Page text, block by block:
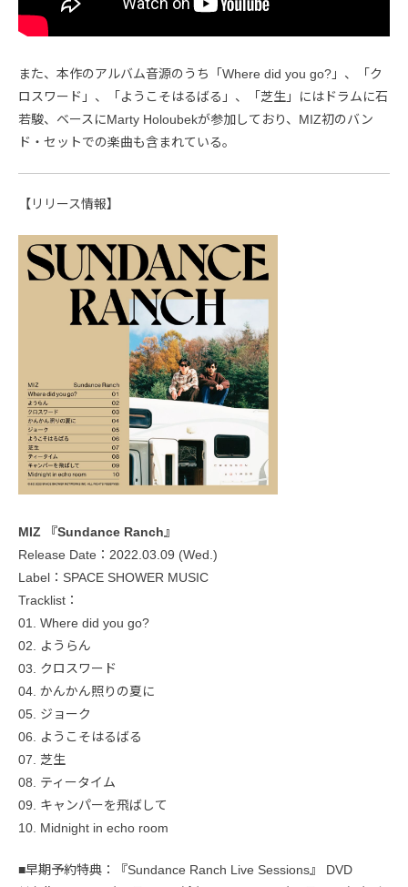
また、本作のアルバム音源のうち「Where did you go?」、「ク
ロスワード」、「ようこそはるばる」、「芝生」にはドラムに石
若駿、ベースにMarty Holoubekが参加しており、MIZ初のバン
ド・セットでの楽曲も含まれている。
【リリース情報】
MIZ 『Sundance Ranch』
Release Date：2022.03.09 (Wed.)
Label：SPACE SHOWER MUSIC
Tracklist：
01. Where did you go?
02. ようらん
03. クロスワード
04. かんかん照りの夏に
05. ジョーク
06. ようこそはるばる
07. 芝生
08. ティータイム
09. キャンパーを飛ばして
10. Midnight in echo room
■早期予約特典：『Sundance Ranch Live Sessions』 DVD